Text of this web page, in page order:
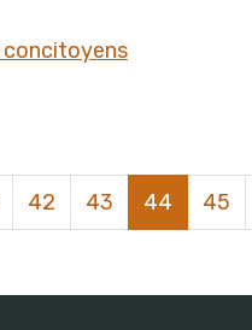
concitoyens
42 43 44 45